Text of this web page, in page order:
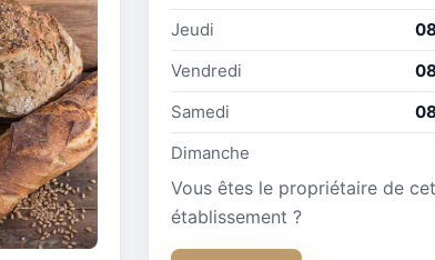
Jeudi
Vendredi
Samedi
Dimanche
Vous êtes le propriétaire de cet
établissement ?